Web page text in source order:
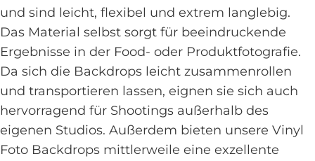
und sind leicht, flexibel und extrem langlebig.
Das Material selbst sorgt für beeindruckende
Ergebnisse in der Food- oder Produktfotografie.
Da sich die Backdrops leicht zusammenrollen
und transportieren lassen, eignen sie sich auch
hervorragend für Shootings außerhalb des
eigenen Studios. Außerdem bieten unsere Vinyl
Foto Backdrops mittlerweile eine exzellente